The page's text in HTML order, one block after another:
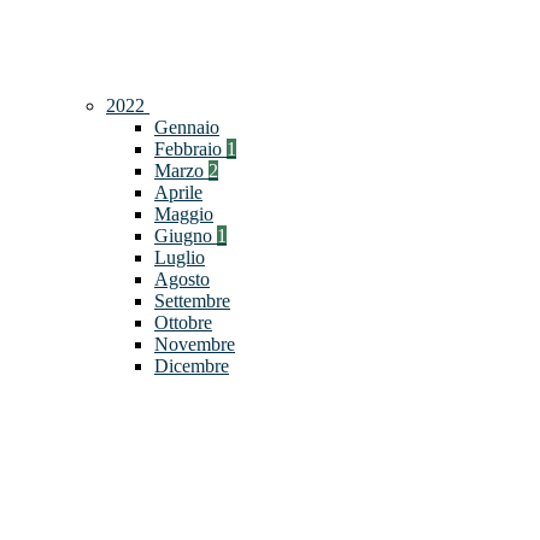
2022
Gennaio
Febbraio 1
Marzo 2
Aprile
Maggio
Giugno 1
Luglio
Agosto
Settembre
Ottobre
Novembre
Dicembre